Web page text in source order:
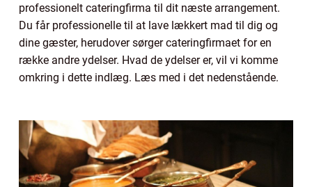
professionelt cateringfirma til dit næste arrangement.
Du får professionelle til at lave lækkert mad til dig og
dine gæster, herudover sørger cateringfirmaet for en
række andre ydelser. Hvad de ydelser er, vil vi komme
omkring i dette indlæg. Læs med i det nedenstående.